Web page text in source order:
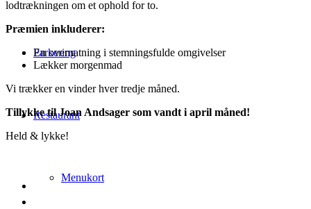
Parkering
Restaurant
Menukort
lodtrækningen om et ophold for to.
Præmien inkluderer:
En overnatning i stemningsfulde omgivelser
Lækker morgenmad
Vi trækker en vinder hver tredje måned.
Tillykke tilJoan Andsager som vandt i april måned!
Held & lykke!